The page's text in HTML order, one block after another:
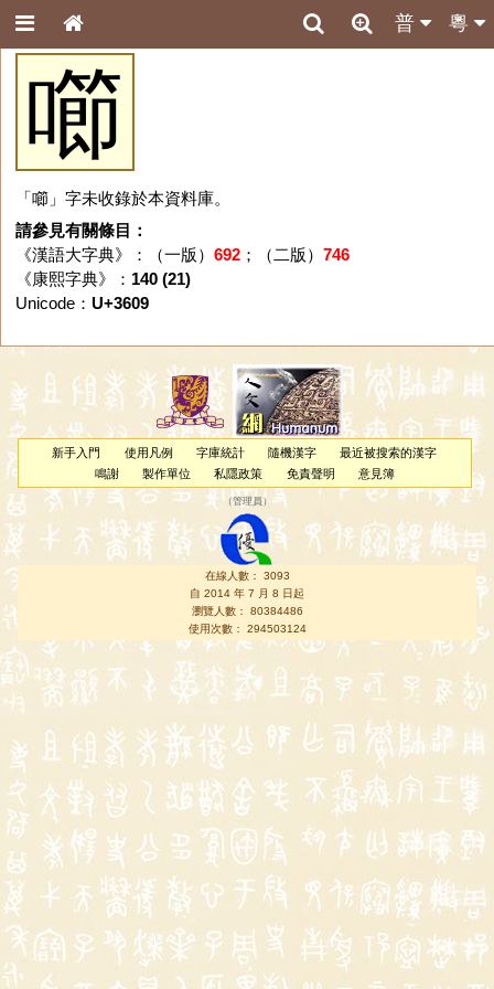
粵
普
㘉
「㘉」字未收錄於本資料庫。
請參見有關條目：
《漢語大字典》：（一版） 692；（二版） 746
《康熙字典》： 140 (21)
Unicode： U+3609
新手入門 使用凡例 字庫統計 隨機漢字
最近被搜索的漢字
鳴謝
製作單位 私隱政策 免責聲明 意見簿
（管理員 ）
在線人數： 3093
自 2014 年 7 月 8 日起
瀏覽人數： 80384486
使用次數： 294503124